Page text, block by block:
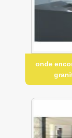
onde